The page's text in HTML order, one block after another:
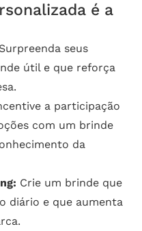
é a
Surpreenda seus
útil e que reforça
a participação
com um brinde
da
Crie um brinde que
diário e que aumenta